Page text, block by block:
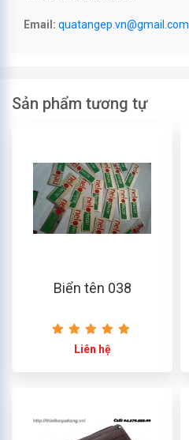
Email: quatangep.vn@gmail.com
Sản phẩm tương tự
Biển tên 038
Liên hệ